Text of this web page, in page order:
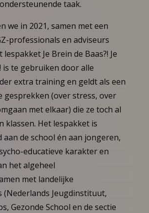
taak.
we in 2021, samen met een
professionals en adviseurs
Je Brein de Baas?! Je
is te gebruiken door alle
extra training en geldt als een
gesprekken (over stress, over
met elkaar) die ze toch al
klassen. Het lespakket is
de school én aan jongeren,
educatieve karakter en
het algeheel
met landelijke
Jeugdinstituut,
Gezonde School en de sectie